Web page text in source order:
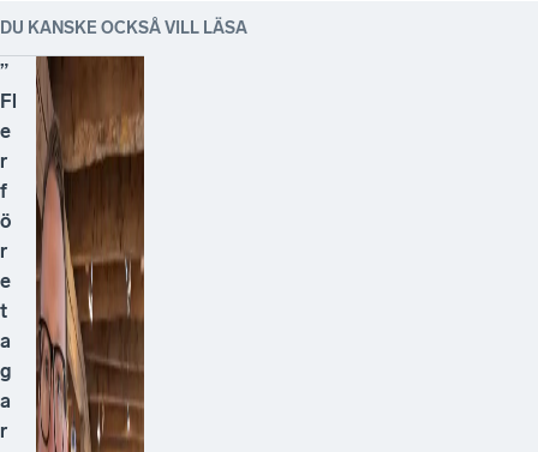
DU KANSKE OCKSÅ VILL LÄSA
”
Fl
e
r
f
ö
r
e
t
a
g
a
r